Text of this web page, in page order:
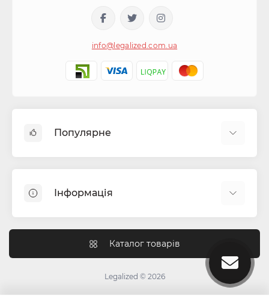
info@legalized.com.ua
Популярне
Бонги
Фільтра для самокруток
Гільзи для сигарет
Гріндери (крешери)
Ковпаки для куріння
Інформація
Як працюють перколятори в бонзі?
Чим відрізняється індика від сативи
Для чого потрібний гриндер?
Інструкція зі згортання джойнтів
Каталог товарів
Legalized © 2026